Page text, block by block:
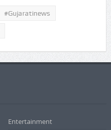
#gujaratinews
Entertainment